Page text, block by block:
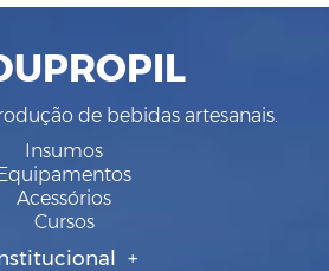
de bebidas artesanais.
Insumos
Acessórios
Cursos